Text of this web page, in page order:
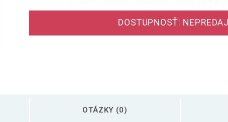
Nástenná maľba slnka za oknom, 1 LED, 30
DOSTUPNOSŤ:
OTÁZKY (0)